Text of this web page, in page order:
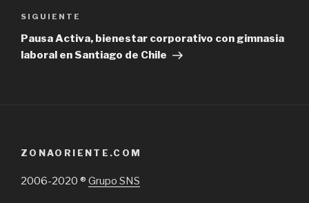
Next
Post
SIGUIENTE
Pausa Activa, bienestar corporativo con gimnasia
laboral en Santiago de Chile
ZONAORIENTE.COM
2006-2020 ® Grupo SNS